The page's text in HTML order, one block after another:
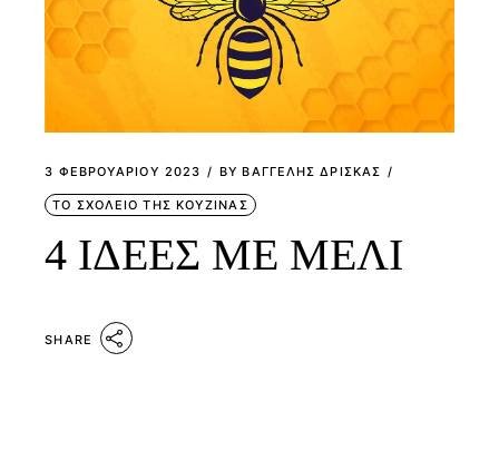
3 ΦΕΒΡΟΥΑΡΊΟΥ 2023 BY ΒΑΓΓΕΛΗΣ ΔΡΙΣΚΑΣ
ΤΟ ΣΧΟΛΕΙΟ ΤΗΣ ΚΟΥΖΙΝΑΣ
4 ΙΔΕΕΣ ΜΕ ΜΕΛΙ
SHARE